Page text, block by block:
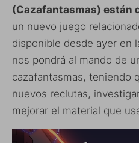
(Cazafantasmas) están
un nuevo juego
disponible desde ayer en
nos pondrá al mando de
cazafantasmas, teniendo
nuevos reclutas,
mejorar el material que